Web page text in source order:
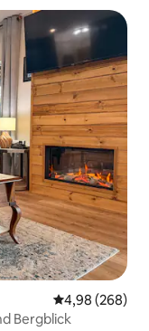
4,98 (268)
Bergblick